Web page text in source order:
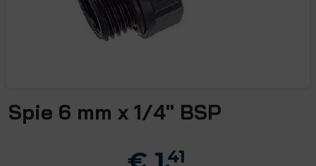
Spie 6 mm x 1/4" BSP
41